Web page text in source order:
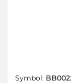
Symbol: